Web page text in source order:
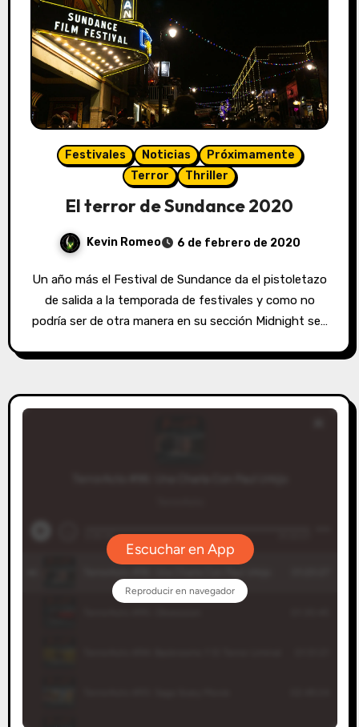
Festivales Noticias
Próximamente
Terror
Thriller
El terror de Sundance 2020
Kevin Romeo 6 de febrero de 2020
Un año más el Festival de Sundance da el pistoletazo
de salida a la temporada de festivales y como no
podría ser de otra manera en su sección Midnight se…